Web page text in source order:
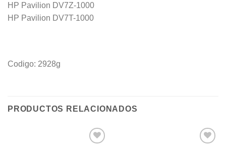
HP Pavilion DV7Z-1000
HP Pavilion DV7T-1000
Codigo: 2928g
PRODUCTOS RELACIONADOS